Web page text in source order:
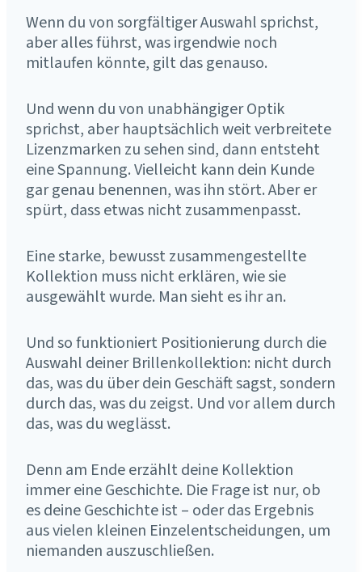
Wenn du von sorgfältiger Auswahl sprichst,
aber alles führst, was irgendwie noch
mitlaufen könnte, gilt das genauso.
Und wenn du von unabhängiger Optik
sprichst, aber hauptsächlich weit verbreitete
Lizenzmarken zu sehen sind, dann entsteht
eine Spannung. Vielleicht kann dein Kunde
gar genau benennen, was ihn stört. Aber er
spürt, dass etwas nicht zusammenpasst.
Eine starke, bewusst zusammengestellte
Kollektion muss nicht erklären, wie sie
ausgewählt wurde. Man sieht es ihr an.
Und so funktioniert Positionierung durch die
Auswahl deiner Brillenkollektion: nicht durch
das, was du über dein Geschäft sagst, sondern
durch das, was du zeigst. Und vor allem durch
das, was du weglässt.
Denn am Ende erzählt deine Kollektion
immer eine Geschichte. Die Frage ist nur, ob
es deine Geschichte ist – oder das Ergebnis
aus vielen kleinen Einzelentscheidungen, um
niemanden auszuschließen.